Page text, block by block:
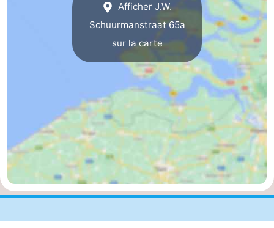
Renesse
Brouwershaven
-
Bruinisse
-
Afficher J.W.
Schuurmanstraat 65a
sur la carte